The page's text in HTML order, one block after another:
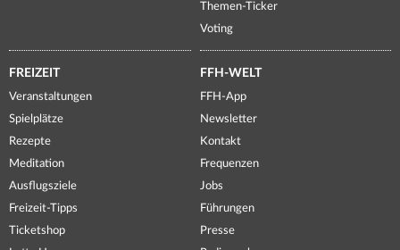
Themen-Ticker
Voting
FREIZEIT
Veranstaltungen
Spielplätze
Rezepte
Meditation
Ausflugsziele
Freizeit-Tipps
Ticketshop
FFH-WELT
FFH-App
Newsletter
Kontakt
Frequenzen
Jobs
Führungen
Presse